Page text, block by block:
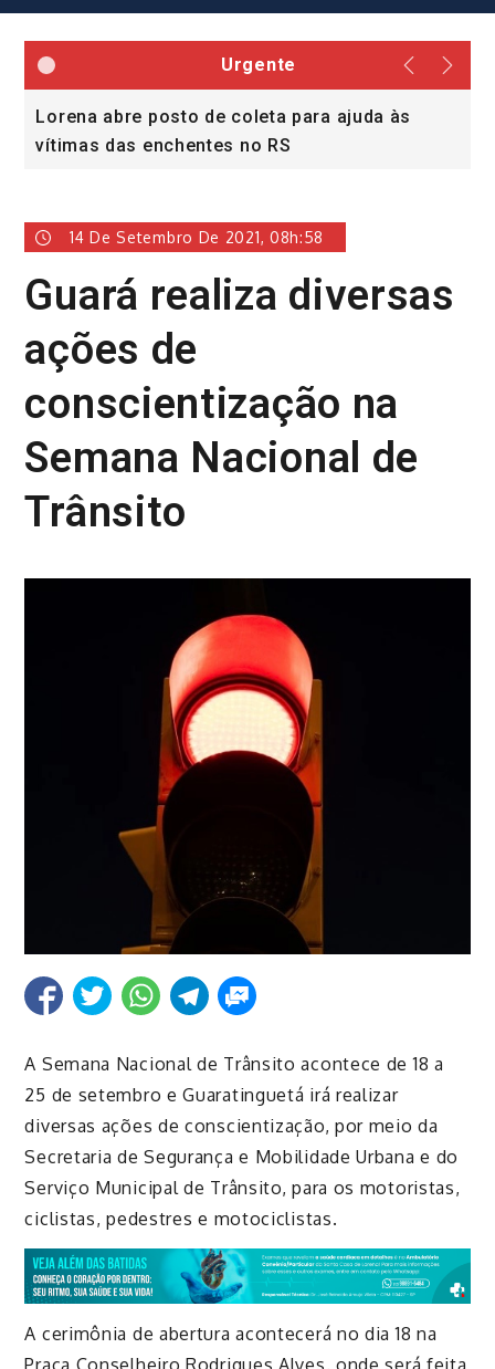
Urgente
Lorena abre posto de coleta para ajuda às
vítimas das enchentes no RS
14 De Setembro De 2021, 08h:58
Guará realiza diversas
ações de
conscientização na
Semana Nacional de
Trânsito
A Semana Nacional de Trânsito acontece de 18 a
25 de setembro e Guaratinguetá irá realizar
diversas ações de conscientização, por meio da
Secretaria de Segurança e Mobilidade Urbana e do
Serviço Municipal de Trânsito, para os motoristas,
ciclistas, pedestres e motociclistas.
A cerimônia de abertura acontecerá no dia 18 na
Praça Conselheiro Rodrigues Alves, onde será feita